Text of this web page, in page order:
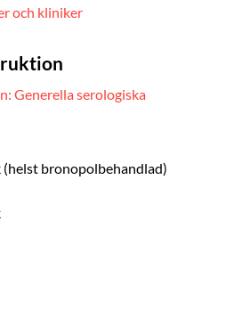
och kliniker
Generella serologiska
bronopolbehandlad)